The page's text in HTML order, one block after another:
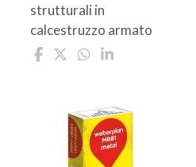
strutturali in
calcestruzzo armato